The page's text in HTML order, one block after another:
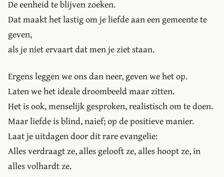
De eenheid te blijven zoeken.
Dat maakt het lastig om je liefde aan een gemeente te
geven,
als je niet ervaart dat men je ziet staan.
Ergens leggen we ons dan neer, geven we het op.
Laten we het ideale droombeeld maar zitten.
Het is ook, menselijk gesproken, realistisch om te doen.
Maar liefde is blind, naief; op de positieve manier.
Laat je uitdagen door dit rare evangelie:
Alles verdraagt ze, alles gelooft ze, alles hoopt ze, in
alles volhardt ze.